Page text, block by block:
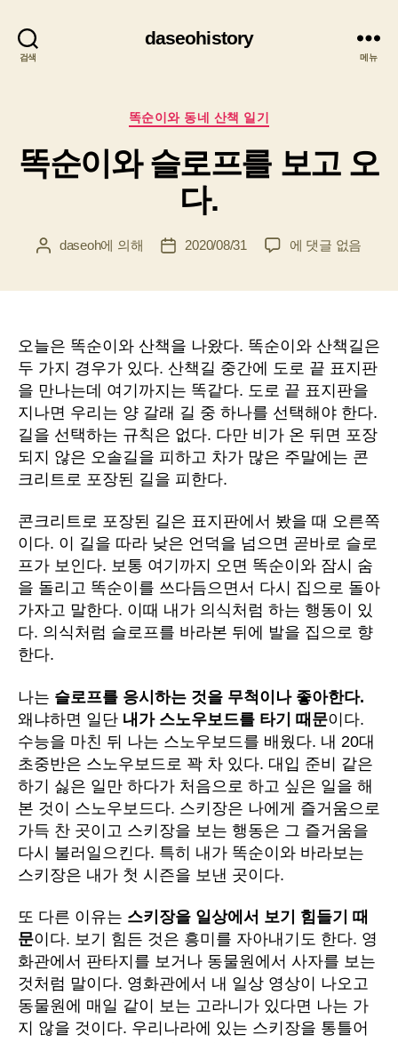
검색
daseohistory
메뉴
카
고
리
똑순이와 동네 산책 일기
똑순이와 슬로프를 보고 오
다.
게
자
daseoh에 의해
게
2020/08/31
똑
로
프
를
보
고
오
다.
에 댓글 없음
오늘은 똑순이와 산책을 나왔다. 똑순이와 산책길은
두 가지 경우가 있다. 산책길 중간에 도로 끝 표지판
을 만나는데 여기까지는 똑같다. 도로 끝 표지판을
지나면 우리는 양 갈래 길 중 하나를 선택해야 한다.
길을 선택하는 규칙은 없다. 다만 비가 온 뒤면 포장
되지 않은 오솔길을 피하고 차가 많은 주말에는 콘
크리트로 포장된 길을 피한다.
콘크리트로 포장된 길은 표지판에서 봤을 때 오른쪽
이다. 이 길을 따라 낮은 언덕을 넘으면 곧바로 슬로
프가 보인다. 보통 여기까지 오면 똑순이와 잠시 숨
을 돌리고 똑순이를 쓰다듬으면서 다시 집으로 돌아
가자고 말한다. 이때 내가 의식처럼 하는 행동이 있
다. 의식처럼 슬로프를 바라본 뒤에 발을 집으로 향
한다.
나는 슬로프를 응시하는 것을 무척이나 좋아한다.
왜냐하면 일단 내가 스노우보드를 타기 때문이다.
수능을 마친 뒤 나는 스노우보드를 배웠다. 내 20대
초중반은 스노우보드로 꽉 차 있다. 대입 준비 같은
하기 싫은 일만 하다가 처음으로 하고 싶은 일을 해
본 것이 스노우보드다. 스키장은 나에게 즐거움으로
가득 찬 곳이고 스키장을 보는 행동은 그 즐거움을
다시 불러일으킨다. 특히 내가 똑순이와 바라보는
스키장은 내가 첫 시즌을 보낸 곳이다.
또 다른 이유는 스키장을 일상에서 보기 힘들기 때
문이다. 보기 힘든 것은 흥미를 자아내기도 한다. 영
화관에서 판타지를 보거나 동물원에서 사자를 보는
것처럼 말이다. 영화관에서 내 일상 영상이 나오고
동물원에 매일 같이 보는 고라니가 있다면 나는 가
지 않을 것이다. 우리나라에 있는 스키장을 통틀어